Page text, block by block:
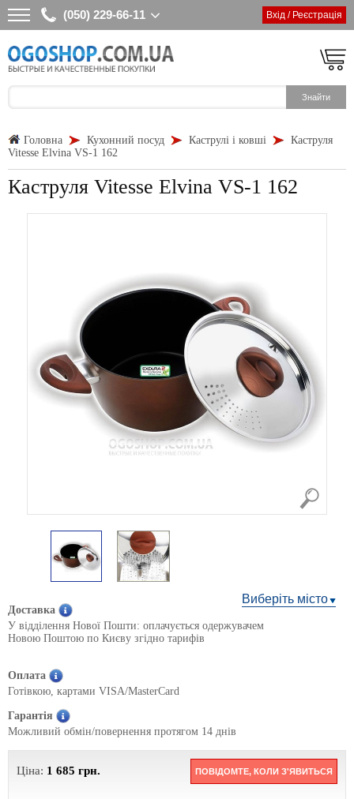
(050) 229-66-11 Вхід / Реєстрація
Головна Кухонний посуд Каструлі і ковші
Каструля
Vitesse Elvina VS-1 162
Каструля Vitesse Elvina VS-1 162
Виберіть місто
Доставка
У відділення Нової Пошти: оплачується одержувачем
Новою Поштою по Києву згідно тарифів
Оплата
Готівкою, картами VISA/MasterCard
Гарантія
Можливий обмін/повернення протягом 14 днів
Ціна: 1 685 грн. ПОВІДОМТЕ, КОЛИ З'ЯВИТЬСЯ